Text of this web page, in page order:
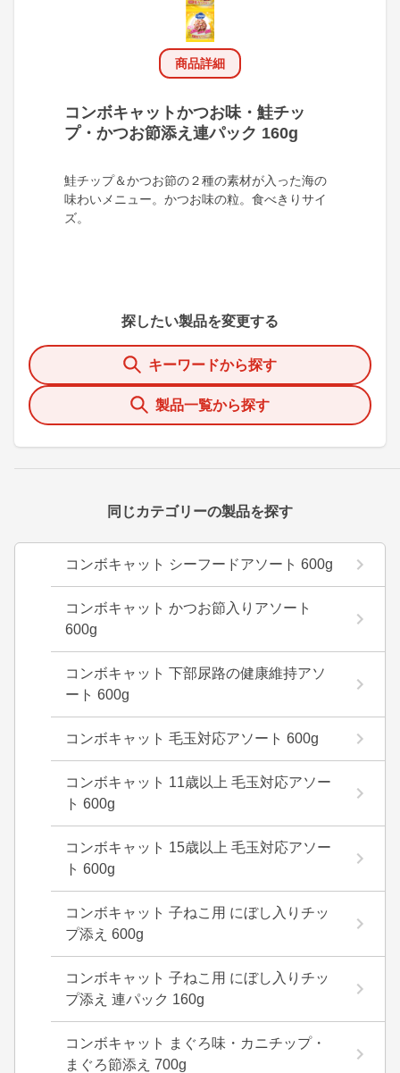
商品詳細
コンボキャットかつお味・鮭チッ
プ・かつお節添え連パック 160g
鮭チップ＆かつお節の２種の素材が入った海の
味わいメニュー。かつお味の粒。食べきりサイ
ズ。
探したい製品を変更する
キーワードから探す
製品一覧から探す
同じカテゴリーの製品を探す
コンボキャット シーフードアソート 600g
コンボキャット かつお節入りアソート
600g
コンボキャット 下部尿路の健康維持アソ
ート 600g
コンボキャット 毛玉対応アソート 600g
コンボキャット 11歳以上 毛玉対応アソー
ト 600g
コンボキャット 15歳以上 毛玉対応アソー
ト 600g
コンボキャット 子ねこ用 にぼし入りチッ
プ添え 600g
コンボキャット 子ねこ用 にぼし入りチッ
プ添え 連パック 160g
コンボキャット まぐろ味・カニチップ・
まぐろ節添え 700g